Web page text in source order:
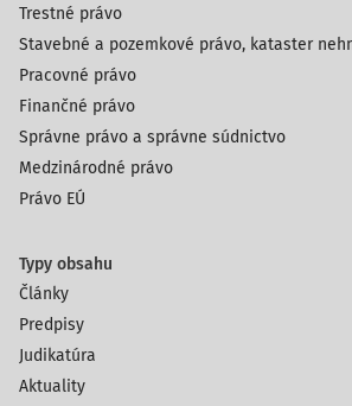
Trestné právo
Stavebné a pozemkové právo, kataster
Pracovné právo
Finančné právo
Správne právo a správne súdnictvo
Medzinárodné právo
Právo EÚ
Typy obsahu
Články
Predpisy
Judikatúra
Aktuality